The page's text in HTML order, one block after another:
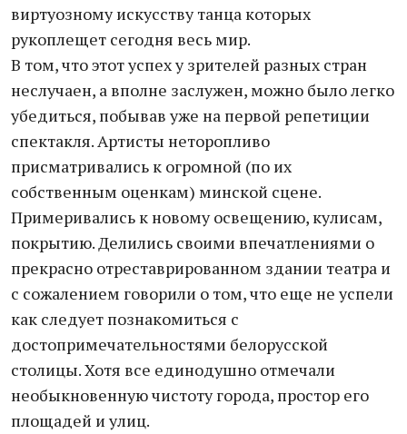
виртуозному искусству танца которых
рукоплещет сегодня весь мир.
В том, что этот успех у зрителей разных стран
неслучаен, а вполне заслужен, можно было легко
убедиться, побывав уже на первой репетиции
спектакля. Артисты неторопливо
присматривались к огромной (по их
собственным оценкам) минской сцене.
Примеривались к новому освещению, кулисам,
покрытию. Делились своими впечатлениями о
прекрасно отреставрированном здании театра и
с сожалением говорили о том, что еще не успели
как следует познакомиться с
достопримечательностями белорусской
столицы. Хотя все единодушно отмечали
необыкновенную чистоту города, простор его
площадей и улиц.